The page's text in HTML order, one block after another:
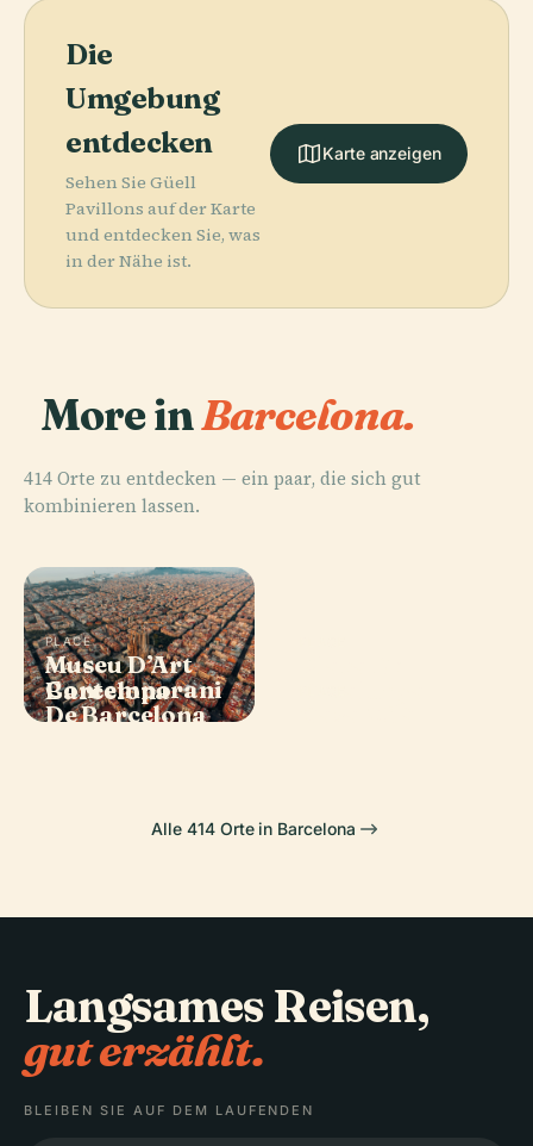
Die
Umgebung
entdecken
Sehen Sie Güell
Pavillons auf der Karte
und entdecken Sie, was
in der Nähe ist.
Karte anzeigen
More inBarcelona.
414 Orte zu entdecken — ein paar, die sich gut
kombinieren lassen.
PLACE
Barcelona
PLACE
Museu D’Art
Contemporani
De Barcelona
Alle 414 Orte in Barcelona
Langsames Reisen,
gut erzählt.
BLEIBEN SIE AUF DEM LAUFENDEN